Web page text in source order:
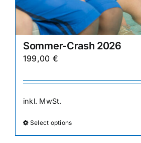
Sommer-Crash 2026
199,00 €
inkl. MwSt.
Select optionsDieses
Produkt